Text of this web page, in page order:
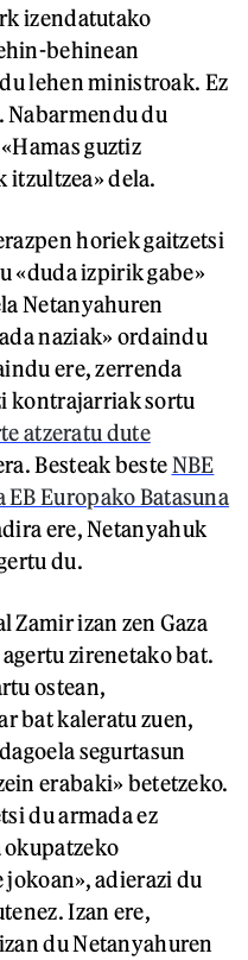
izendatutako
behinean
lehen ministroak. Ez
Nabarmendu du
guztiz
itzultzea» dela.
horiek gaitzetsi
«duda izpirik gabe»
Netanyahuren
naziak» ordaindu
ere, zerrenda
kontrajarriak sortu
atzeratu dute
Besteak besteNBE
EB Europako Batasuna
ere, Netanyahuk
du.
Zamir izan zen Gaza
zirenetako bat.
ostean,
bat kaleratu zuen,
segurtasun
erabaki» betetzeko.
du armada ez
okupatzeko
adierazi du
Izan ere,
du Netanyahuren